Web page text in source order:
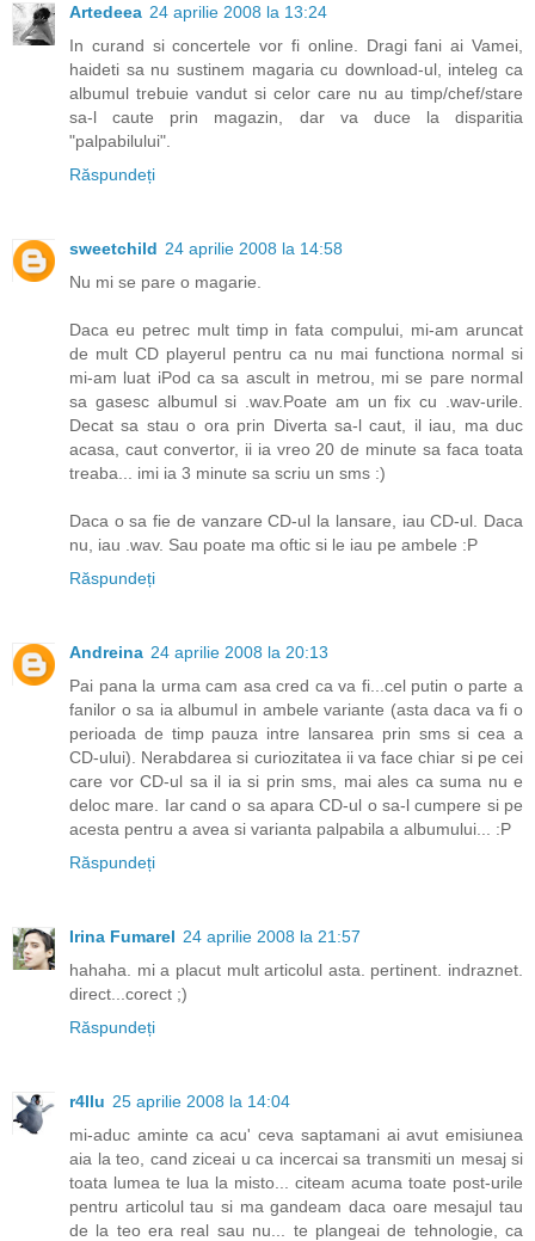
Artedeea 24 aprilie 2008 la 13:24
In curand si concertele vor fi online. Dragi fani ai Vamei,
haideti sa nu sustinem magaria cu download-ul, inteleg ca
albumul trebuie vandut si celor care nu au timp/chef/stare
sa-l caute prin magazin, dar va duce la disparitia
"palpabilului".
Răspundeți
sweetchild 24 aprilie 2008 la 14:58
Nu mi se pare o magarie.
Daca eu petrec mult timp in fata compului, mi-am aruncat
de mult CD playerul pentru ca nu mai functiona normal si
mi-am luat iPod ca sa ascult in metrou, mi se pare normal
sa gasesc albumul si .wav.Poate am un fix cu .wav-urile.
Decat sa stau o ora prin Diverta sa-l caut, il iau, ma duc
acasa, caut convertor, ii ia vreo 20 de minute sa faca toata
treaba... imi ia 3 minute sa scriu un sms :)
Daca o sa fie de vanzare CD-ul la lansare, iau CD-ul. Daca
nu, iau .wav. Sau poate ma oftic si le iau pe ambele :P
Răspundeți
Andreina 24 aprilie 2008 la 20:13
Pai pana la urma cam asa cred ca va fi...cel putin o parte a
fanilor o sa ia albumul in ambele variante (asta daca va fi o
perioada de timp pauza intre lansarea prin sms si cea a
CD-ului). Nerabdarea si curiozitatea ii va face chiar si pe cei
care vor CD-ul sa il ia si prin sms, mai ales ca suma nu e
deloc mare. Iar cand o sa apara CD-ul o sa-l cumpere si pe
acesta pentru a avea si varianta palpabila a albumului... :P
Răspundeți
Irina Fumarel 24 aprilie 2008 la 21:57
hahaha. mi a placut mult articolul asta. pertinent. indraznet.
direct...corect ;)
Răspundeți
r4llu 25 aprilie 2008 la 14:04
mi-aduc aminte ca acu' ceva saptamani ai avut emisiunea
aia la teo, cand ziceai u ca incercai sa transmiti un mesaj si
toata lumea te lua la misto... citeam acuma toate post-urile
pentru articolul tau si ma gandeam daca oare mesajul tau
de la teo era real sau nu... te plangeai de tehnologie, ca